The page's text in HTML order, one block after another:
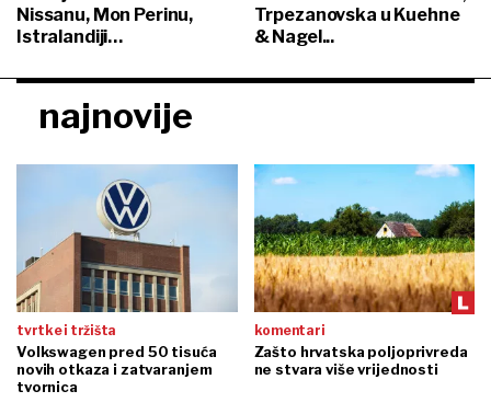
Nissanu, Mon Perinu,
Istralandiji…
Trpezanovska u Kuehne
& Nagel...
najnovije
tvrtke i tržišta
Volkswagen pred 50 tisuća
novih otkaza i zatvaranjem
tvornica
komentari
Zašto hrvatska poljoprivreda
ne stvara više vrijednosti